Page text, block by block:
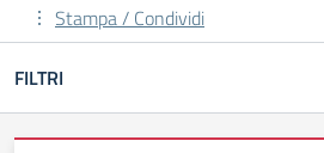
Stampa / Condividi
FILTRI